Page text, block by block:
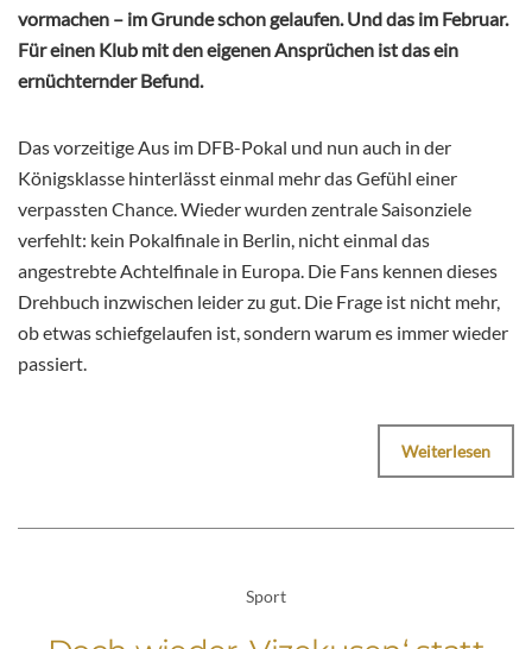
vormachen – im Grunde schon gelaufen. Und das im Februar.
Für einen Klub mit den eigenen Ansprüchen ist das ein
ernüchternder Befund.
Das vorzeitige Aus im DFB-Pokal und nun auch in der
Königsklasse hinterlässt einmal mehr das Gefühl einer
verpassten Chance. Wieder wurden zentrale Saisonziele
verfehlt: kein Pokalfinale in Berlin, nicht einmal das
angestrebte Achtelfinale in Europa. Die Fans kennen dieses
Drehbuch inzwischen leider zu gut. Die Frage ist nicht mehr,
ob etwas schiefgelaufen ist, sondern warum es immer wieder
passiert.
Weiterlesen
Sport